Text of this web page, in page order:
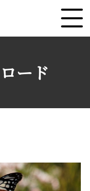
ード